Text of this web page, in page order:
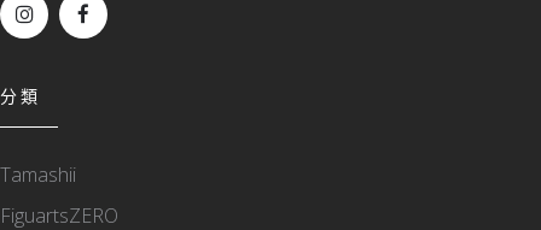
分類
Tamashii
FiguartsZERO